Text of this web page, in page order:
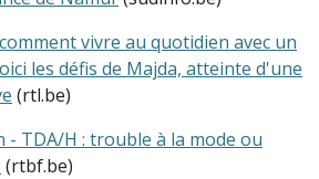
vivre au quotidien avec un
les défis de Majda, atteinte d'une
(rtl.be)
TDA/H : trouble à la mode ou
(rtbf.be)